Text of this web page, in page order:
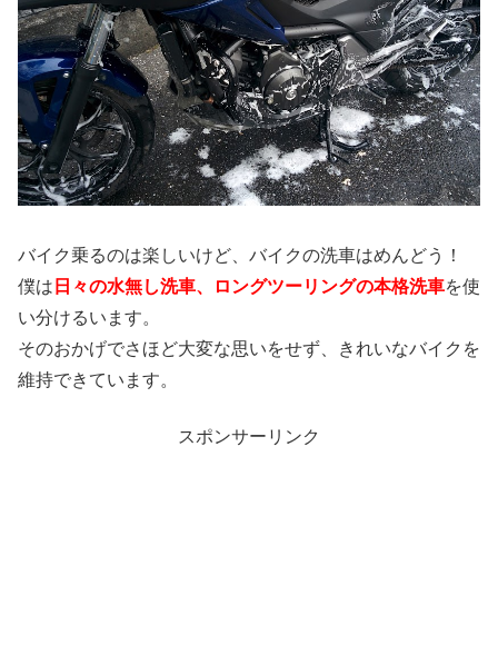
バイク乗るのは楽しいけど、バイクの洗車はめんどう！
僕は 日々の水無し洗車、ロングツーリングの本格洗車を使
い分けるいます。
そのおかげでさほど大変な思いをせず、きれいなバイクを
維持できています。
スポンサーリンク